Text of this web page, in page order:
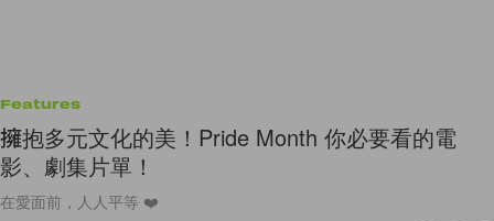
Features
擁抱多元文化的美！Pride Month 你必要看的電
影、劇集片單！
在愛面前，人人平等 ❤️